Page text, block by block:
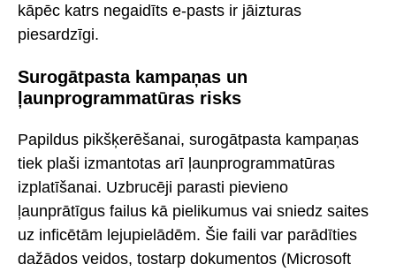
kāpēc katrs negaidīts e-pasts ir jāizturas
piesardzīgi.
Surogātpasta kampaņas un
ļaunprogrammatūras risks
Papildus pikšķerēšanai, surogātpasta kampaņas
tiek plaši izmantotas arī ļaunprogrammatūras
izplatīšanai. Uzbrucēji parasti pievieno
ļaunprātīgus failus kā pielikumus vai sniedz saites
uz inficētām lejupielādēm. Šie faili var parādīties
dažādos veidos, tostarp dokumentos (Microsoft